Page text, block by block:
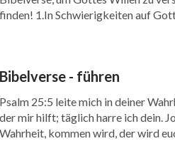
finden! 1.In Schwierigkeiten auf
Bibelverse - führen
Psalm 25:5 leite mich in deiner
der mir hilft; täglich harre ich dein.
Wahrheit, kommen wird, der wird